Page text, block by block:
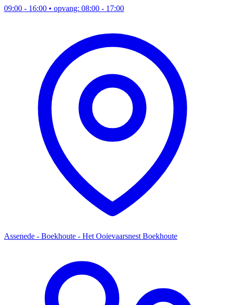
09:00 - 16:00 • opvang: 08:00 - 17:00
Assenede - Boekhoute - Het Ooievaarsnest Boekhoute